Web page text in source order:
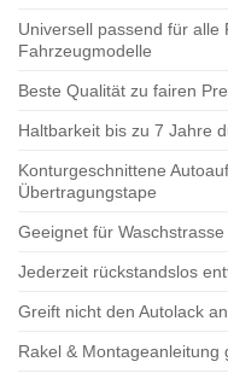
Universell passend für alle
Fahrzeugmodelle
Beste Qualität zu fairen
Haltbarkeit bis zu 7 Jahre
Konturgeschnittene
Übertragungstape
Geeignet für
Jederzeit rückstandslos
Greift nicht den Autolack an
Rakel & Montageanleitung